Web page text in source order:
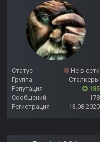
Статус
Не в сети
Группа
Сталкеры
Репутация
185
Сообщений
178
Регистрация
13.08.2020